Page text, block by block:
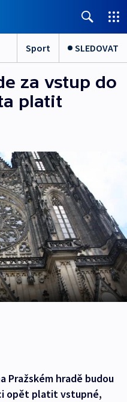
Sport SLEDOVAT
za vstup do
platit
Pražském hradě budou
opět platit vstupné,